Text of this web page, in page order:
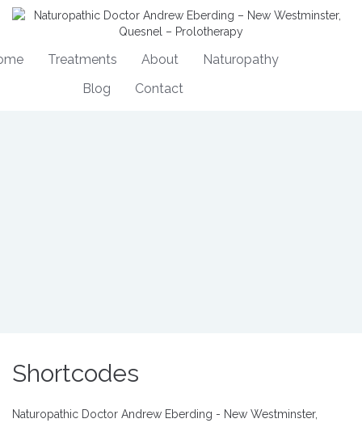
Treatments About
Naturopathy
Blog
Contact
Shortcodes
Naturopathic Doctor Andrew Eberding - New Westminster,